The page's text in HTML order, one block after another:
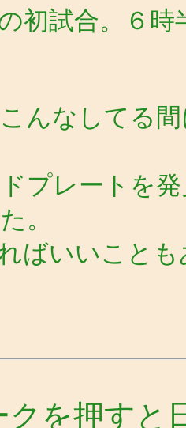
初試合。６
んなしてる
プレートを
。
ばいいこと
クを押すと